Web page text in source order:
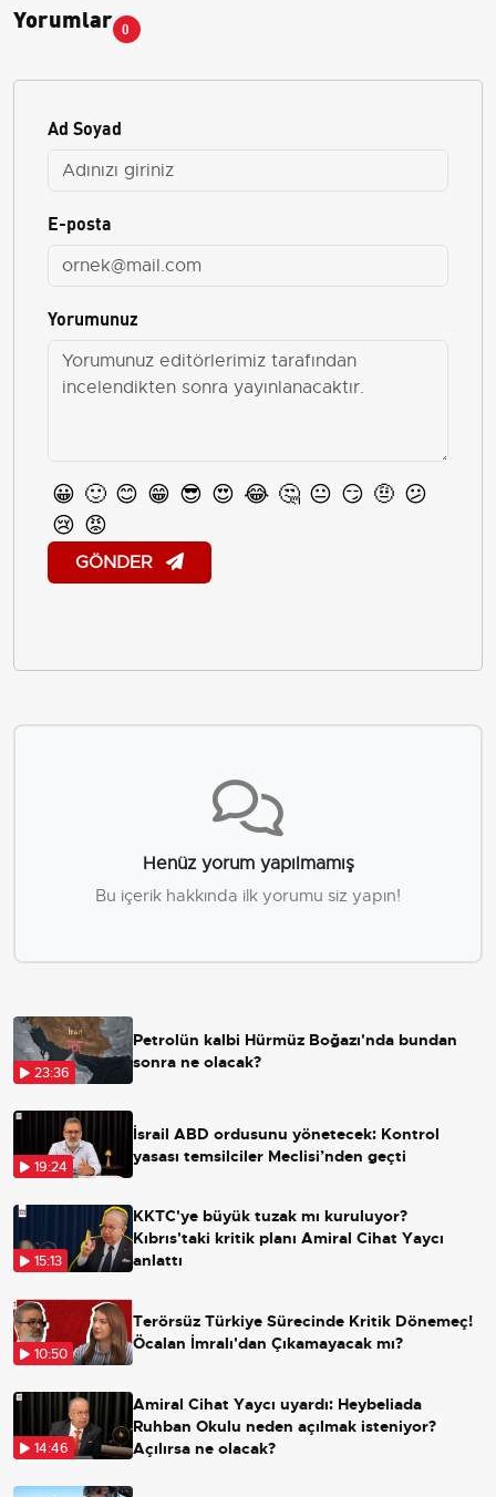
Yorumlar 0
Ad Soyad
E-posta
Yorumunuz
😀 🙂 😊 😁 😎 😍 😂 🤔 😐 😏 🤨 😕
😢 😡
GÖNDER
Henüz yorum yapılmamış
Bu içerik hakkında ilk yorumu siz yapın!
23:36
Petrolün kalbi Hürmüz Boğazı'nda bundan
sonra ne olacak?
19:24
İsrail ABD ordusunu yönetecek: Kontrol
yasası temsilciler Meclisi’nden geçti
15:13
KKTC'ye büyük tuzak mı kuruluyor?
Kıbrıs'taki kritik planı Amiral Cihat Yaycı
anlattı
10:50
Terörsüz Türkiye Sürecinde Kritik Dönemeç!
Öcalan İmralı'dan Çıkamayacak mı?
14:46
Amiral Cihat Yaycı uyardı: Heybeliada
Ruhban Okulu neden açılmak isteniyor?
Açılırsa ne olacak?